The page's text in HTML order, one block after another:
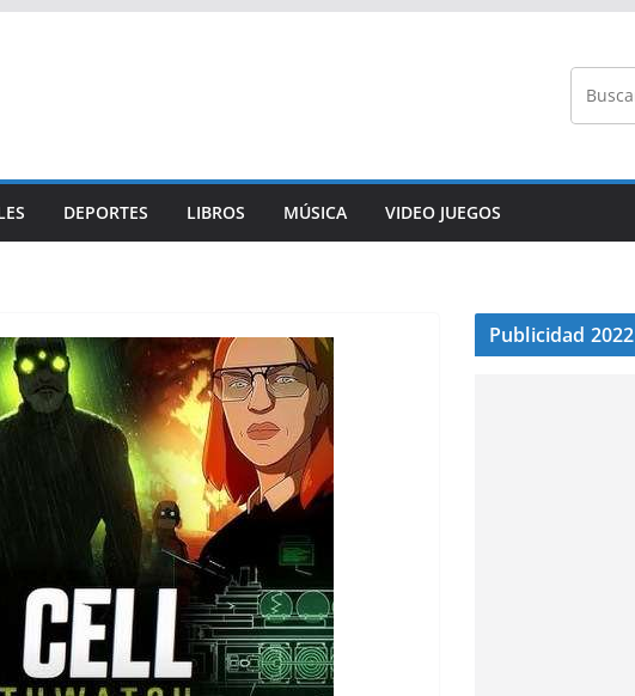
DEPORTES LIBROS MÚSICA VIDEO JUEGOS
Publicidad 2022